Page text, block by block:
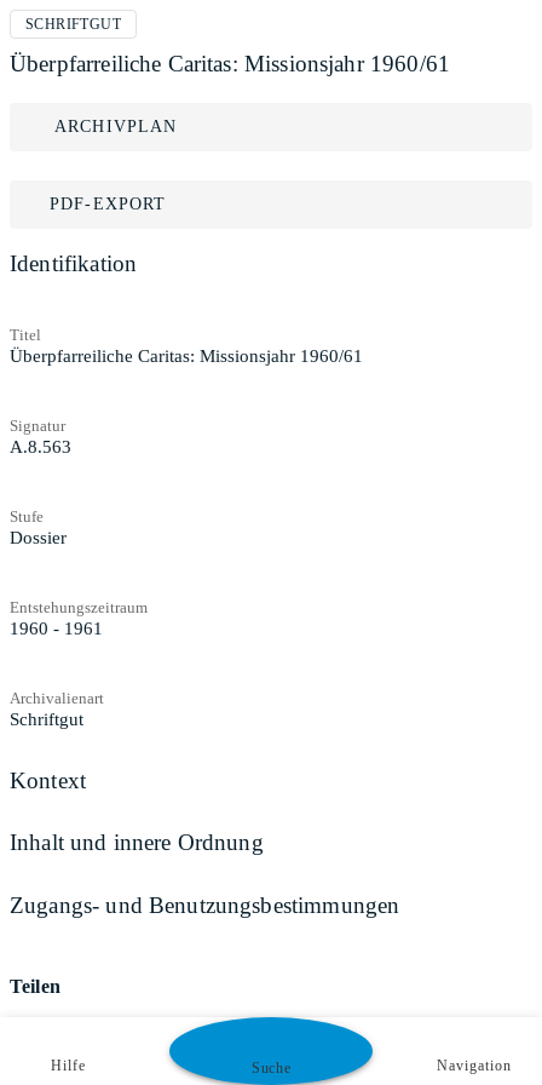
SCHRIFTGUT
Überpfarreiliche Caritas: Missionsjahr 1960/61
ARCHIVPLAN
PDF-EXPORT
Identifikation
Titel
Überpfarreiliche Caritas: Missionsjahr 1960/61
Signatur
A.8.563
Stufe
Dossier
Entstehungszeitraum
1960 - 1961
Archivalienart
Schriftgut
Kontext
Inhalt und innere Ordnung
Zugangs- und Benutzungsbestimmungen
Teilen
Hilfe Suche Navigation